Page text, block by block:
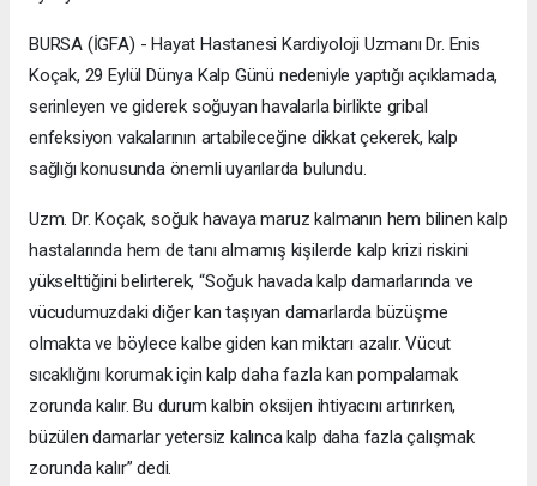
BURSA (İGFA) - Hayat Hastanesi Kardiyoloji Uzmanı Dr. Enis
Koçak, 29 Eylül Dünya Kalp Günü nedeniyle yaptığı açıklamada,
serinleyen ve giderek soğuyan havalarla birlikte gribal
enfeksiyon vakalarının artabileceğine dikkat çekerek, kalp
sağlığı konusunda önemli uyarılarda bulundu.
Uzm. Dr. Koçak, soğuk havaya maruz kalmanın hem bilinen kalp
hastalarında hem de tanı almamış kişilerde kalp krizi riskini
yükselttiğini belirterek, “Soğuk havada kalp damarlarında ve
vücudumuzdaki diğer kan taşıyan damarlarda büzüşme
olmakta ve böylece kalbe giden kan miktarı azalır. Vücut
sıcaklığını korumak için kalp daha fazla kan pompalamak
zorunda kalır. Bu durum kalbin oksijen ihtiyacını artırırken,
büzülen damarlar yetersiz kalınca kalp daha fazla çalışmak
zorunda kalır” dedi.